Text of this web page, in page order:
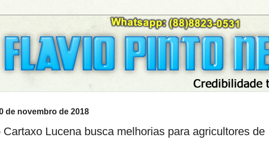
de novembro de 2018
Cartaxo Lucena busca melhorias para agricultores de